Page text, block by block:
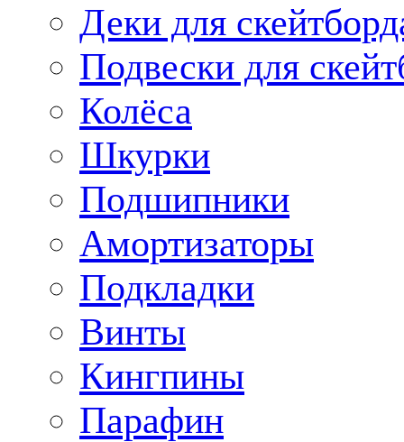
Деки для
Подвески для
Колёса
Шкурки
Подшипники
Амортизаторы
Подкладки
Винты
Кингпины
Парафин